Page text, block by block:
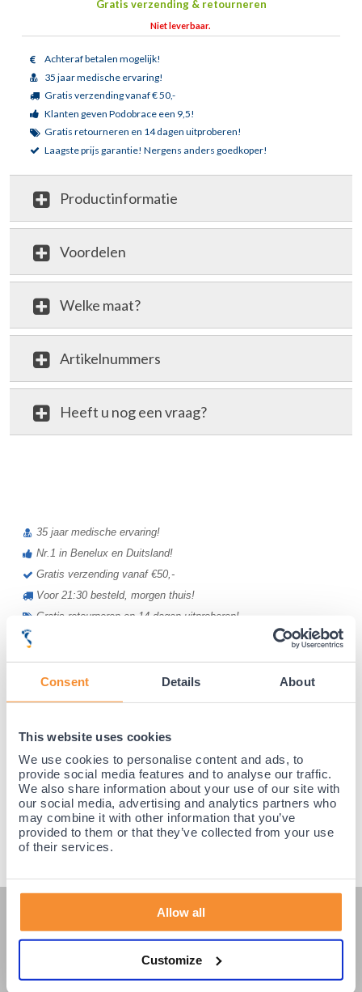
Consent Details About
This website uses cookies
We use cookies to personalise content and ads, to
provide social media features and to analyse our traffic.
We also share information about your use of our site with
our social media, advertising and analytics partners who
may combine it with other information that you’ve
provided to them or that they’ve collected from your use
of their services.
Allow all
Customize
Gratis verzending & retourneren
Niet leverbaar.
Achteraf betalen mogelijk!
35 jaar medische ervaring!
Gratis verzending vanaf € 50,-
Klanten geven Podobrace een 9,5!
Gratis retourneren en 14 dagen uitproberen!
Laagste prijs garantie! Nergens anders goedkoper!
Productinformatie
Voordelen
Welke maat?
Artikelnummers
Heeft u nog een vraag?
35 jaar medische ervaring!
Nr.1 in Benelux en Duitsland!
Gratis verzending vanaf €50,-
Voor 21:30 besteld, morgen thuis!
Gratis retourneren en 14 dagen uitproberen!
KLANTENSERVICE
Veelgestelde vragen
Klantenservice